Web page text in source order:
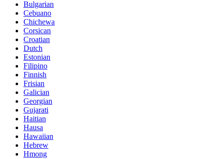
Bulgarian
Cebuano
Chichewa
Corsican
Croatian
Dutch
Estonian
Filipino
Finnish
Frisian
Galician
Georgian
Gujarati
Haitian
Hausa
Hawaiian
Hebrew
Hmong